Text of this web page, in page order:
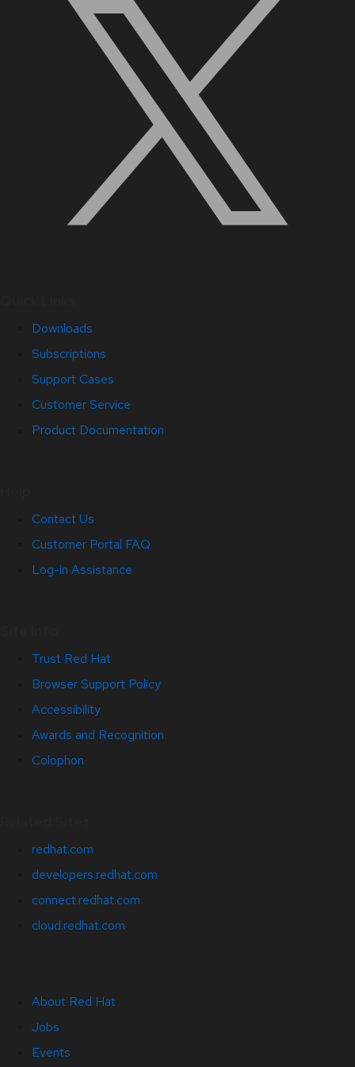
Downloads
Subscriptions
Support Cases
Customer Service
Product Documentation
Contact Us
Customer Portal FAQ
Log-in Assistance
Trust Red Hat
Browser Support Policy
Accessibility
Awards and Recognition
Colophon
redhat.com
developers.redhat.com
connect.redhat.com
cloud.redhat.com
About Red Hat
Jobs
Events